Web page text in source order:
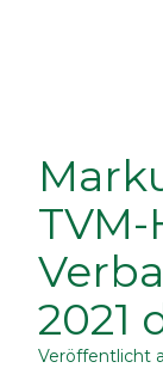
2021
Veröffentlicht